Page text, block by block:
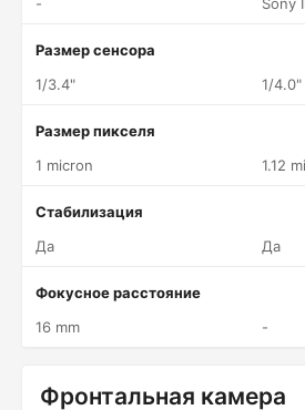
Размер сенсора
1/3.4"
1/4.0"
Размер пикселя
1 micron
1.12
Стабилизация
Да
Да
Фокусное расстояние
16 mm
-
Фронтальная камера